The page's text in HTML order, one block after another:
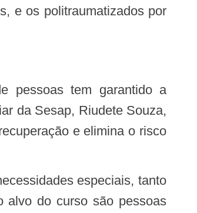
e os politraumatizados por
da Sesap, Riudete Souza,
e elimina o risco
alvo do curso são pessoas